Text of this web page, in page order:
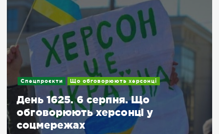
Подробиці
Вирощує городину та
досвідом з місцевими:
фермера з Херсонщини,
почав все з нуля на
Хмельниччині